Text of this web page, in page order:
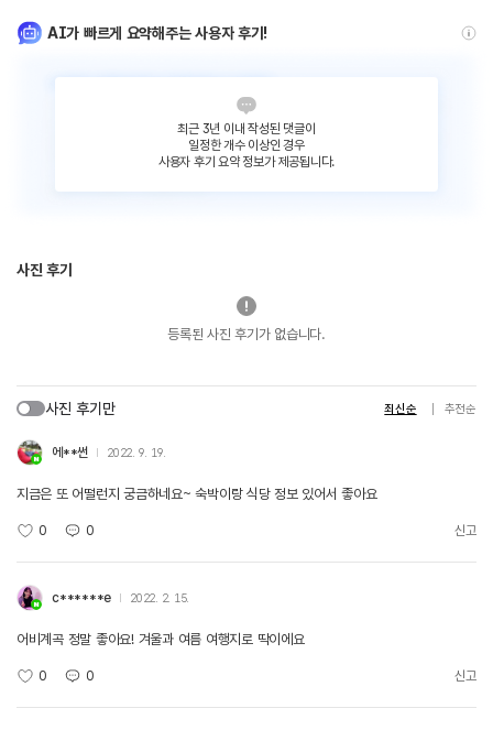
AI가 빠르게 요약해주는 사용자 후기!
최근 3년 이내 작성된 댓글이
일정한 개수 이상인 경우
사용자 후기 요약 정보가 제공됩니다.
사진 후기
등록된 사진 후기가 없습니다.
사진 후기만 최신순 추천순
에**썬 2022. 9. 19.
지금은 또 어떨런지 궁금하네요~ 숙박이랑 식당 정보 있어서 좋아요
0 0 신고
c******e 2022. 2. 15.
어비계곡 정말 좋아요! 겨울과 여름 여행지로 딱이에요
0 0 신고